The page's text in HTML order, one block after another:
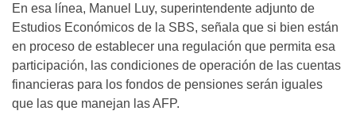
En esa línea, Manuel Luy, superintendente adjunto de
Estudios Económicos de la SBS, señala que si bien están
en proceso de establecer una regulación que permita esa
participación, las condiciones de operación de las cuentas
financieras para los fondos de pensiones serán iguales
que las que manejan las AFP.